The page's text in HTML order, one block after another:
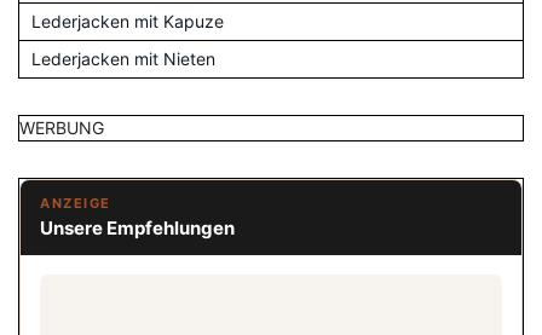
Lederjacken mit Kapuze
Lederjacken mit Nieten
WERBUNG
ANZEIGE
Unsere Empfehlungen